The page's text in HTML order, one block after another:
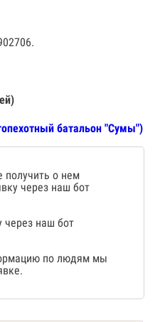
батальон "Сумы")
получить о нем
через наш бот
через наш бот
по людям мы